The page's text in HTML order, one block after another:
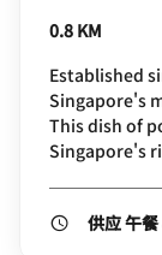
0.8 KM
Established
Singapore's
This dish of
Singapore's